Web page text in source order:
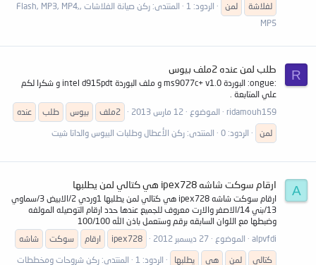
لفلاشة
لمن الردود: 1 المنتدى:
ركن صيانة الفلاشات ,Flash, MP3, MP4,
MP5
R طلب لمن عنده 2ملف بيوس
:ongue: البوردة ms9077c+ v1.0 و ملف البوردة intel d915pdt و شكرا لكم
علي المتابعة .
ridamouh159
الموضوع 12 مارس 2013 2ملف بيوس طلب
عنده
لمن
الردود: 0 المنتدى: ركن الأعطال وطلبات البيوس والداتا شيت
A ارقام سوكت شاشه ipex728 هي كتالي لمن يطلبها
ارقام سوكت شاشه ipex728 هي كتالي لمن يطلبها 1وردي 2/الابيض 3/سماوي
13/بني 14/الاصفر والارت معروف للجميع عندها حدد ارقام التوصيله المولفه
وضبطها مع اللوان السابقه برقم وستعمل باذن الله 100/100
alpvfdi
الموضوع 27 ديسمبر 2012 ipex728 ارقام سوكت
شاشه
كتالي
لمن هي يطلبها الردود: 1 المنتدى: ركن شروحات ومخططات